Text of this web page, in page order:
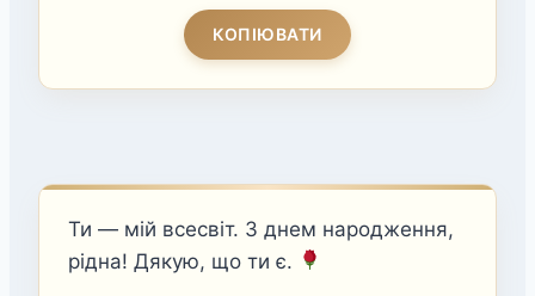
КОПІЮВАТИ
Ти — мій всесвіт. З днем народження,
рідна! Дякую, що ти є.